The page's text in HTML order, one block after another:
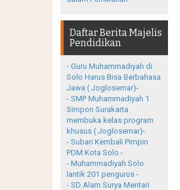
Daftar Berita Majelis
Pendidikan
- Guru Muhammadiyah di
Solo Harus Bisa Berbahasa
Jawa ( Joglosemar)-
- SMP Muhammadiyah 1
Simpon Surakarta
membuka kelas program
khusus ( Joglosemar)-
- Subari Kembali Pimpin
PDM Kota Solo -
- Muhammadiyah Solo
lantik 201 pengurus -
- SD Alam Surya Mentari